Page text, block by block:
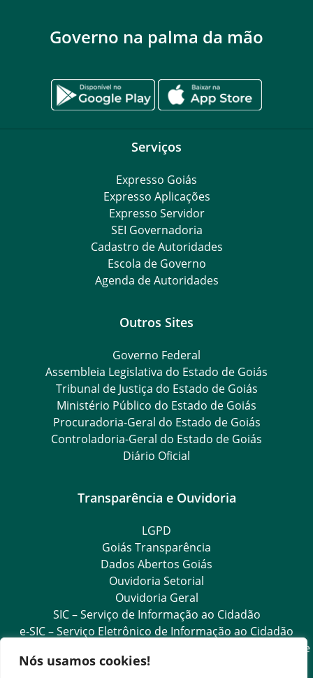
Nós usamos cookies!
Governo na palma da mão
Serviços
Expresso Goiás
Expresso Aplicações
Expresso Servidor
SEI Governadoria
Cadastro de Autoridades
Escola de Governo
Agenda de Autoridades
Outros Sites
Governo Federal
Assembleia Legislativa do Estado de Goiás
Tribunal de Justiça do Estado de Goiás
Ministério Público do Estado de Goiás
Procuradoria-Geral do Estado de Goiás
Controladoria-Geral do Estado de Goiás
Diário Oficial
Transparência e Ouvidoria
LGPD
Goiás Transparência
Dados Abertos Goiás
Ouvidoria Setorial
Ouvidoria Geral
SIC – Serviço de Informação ao Cidadão
e-SIC – Serviço Eletrônico de Informação ao Cidadão
Acesso às Informações das Organizações Sociais de Saúde
e Sociedade Civil